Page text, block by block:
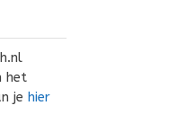
het
je hier